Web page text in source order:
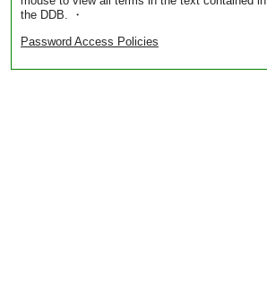
the DDB. ・
Password Access Policies